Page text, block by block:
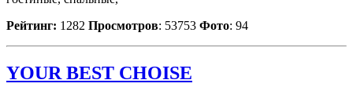
Рейтинг: 1282 Просмотров: 53753 Фото: 94
YOUR BEST CHOISE